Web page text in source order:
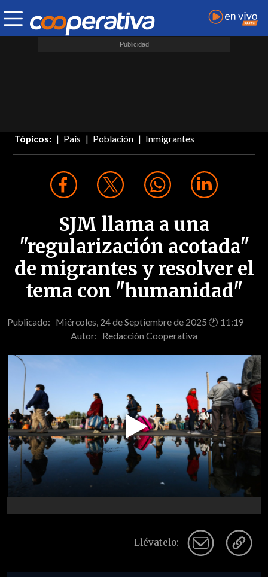
Tópicos: País Población Inmigrantes
SJM llama a una
"regularización acotada"
de migrantes y resolver el
tema con "humanidad"
Publicado: Miércoles, 24 de Septiembre de 2025 🕐 11:19
Autor: Redacción Cooperativa
Play
Video
Llévatelo: